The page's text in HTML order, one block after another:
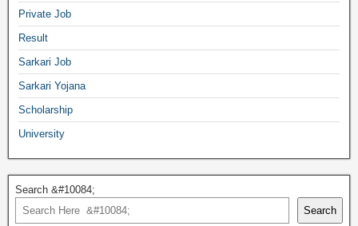
Private Job
Result
Sarkari Job
Sarkari Yojana
Scholarship
University
Search &#10084;
Search